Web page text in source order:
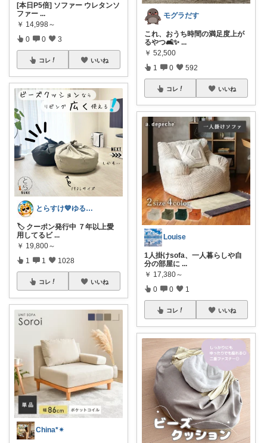
[本日P5倍] ソファー ウレタンソ
ファー ...
￥ 14,998～
0 0 3
コレ いいね
とらすけ💙ゆるミニマリストの愛用品
🏷️ クーポン発行中 ７年以上愛
用してるビ ...
￥ 19,800～
1 1 1028
コレ いいね
China*✴︎
モグラだす
これ、おうち時間の満足度上が
るやつ🛋️✨ ...
￥ 52,500
1 0 592
コレ いいね
Louise
1人掛けsofa、一人暮らしや自
分の部屋に ...
￥ 17,380～
0 0 1
コレ いいね